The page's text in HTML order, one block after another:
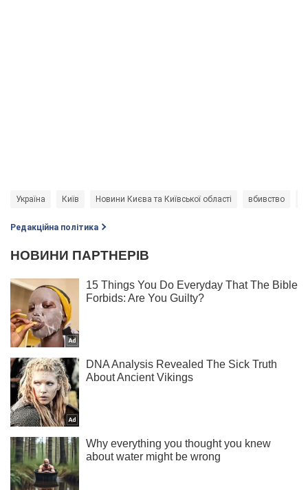
Україна Київ Новини Києва та Київської області вбивство
Редакційна політика